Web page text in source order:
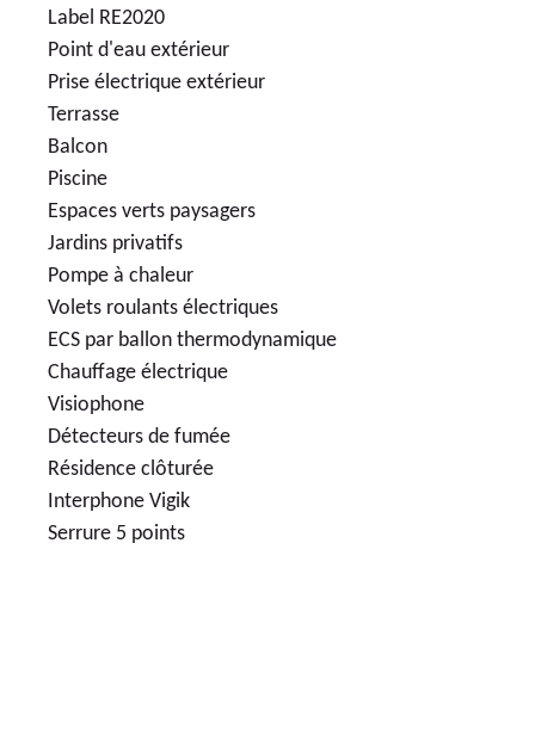
Label RE2020
Point d'eau extérieur
Prise électrique extérieur
Terrasse
Balcon
Piscine
Espaces verts paysagers
Jardins privatifs
Pompe à chaleur
Volets roulants électriques
ECS par ballon thermodynamique
Chauffage électrique
Visiophone
Détecteurs de fumée
Résidence clôturée
Interphone Vigik
Serrure 5 points